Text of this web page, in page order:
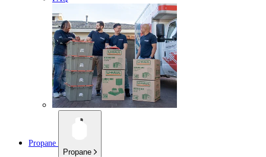
Propane
Propane